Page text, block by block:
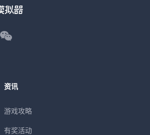
资讯
游戏攻略
有奖活动